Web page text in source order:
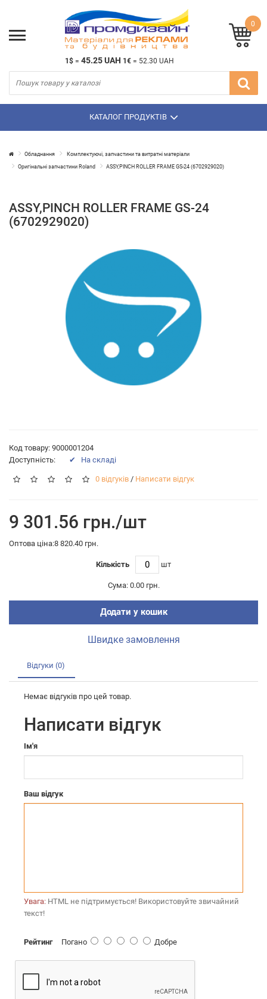
1$ = 45.25 UAH 1€ = 52.30 UAH
0
КАТАЛОГ ПРОДУКТІВ
Обладнання Комплектуючі, запчастини та витратні матеріали
Оригінальні запчастини Roland ASSY,PINCH ROLLER FRAME GS-24 (6702929020)
ASSY,PINCH ROLLER FRAME GS-24
(6702929020)
Код товару: 9000001204
Доступність:
✔ На складі
0 відгуків / Написати відгук
9 301.56 грн./шт
Оптова ціна:8 820.40 грн.
Кількість шт
Сума: 0.00 грн.
Додати у кошик
Швидке замовлення
Відгуки (0)
Немає відгуків про цей товар.
Написати відгук
Ім'я
Ваш відгук
Увага: HTML не підтримується! Використовуйте звичайний
текст!
РейтингПогано Добре